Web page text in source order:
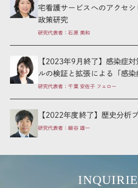
宅看護サービスへのアクセ
政策研究
研究代表者：石原 美和
【2023年9月終了】感染症
ルの検証と拡張による「感
研究代表者：千葉 安佐子 フェロー
【2022年度終了】歴史分析
研究代表者：細谷 雄一